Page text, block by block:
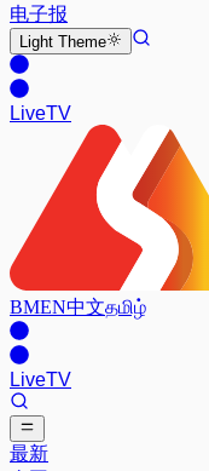
电子报
Light Theme
LiveTV
BMEN中文தமிழ்
LiveTV
最新